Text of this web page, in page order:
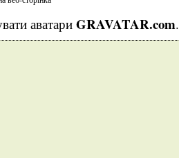
аватари GRAVATAR.com.